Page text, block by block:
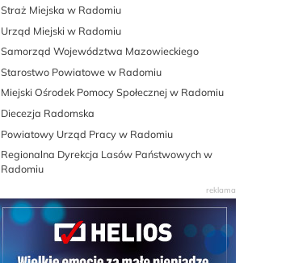
Straż Miejska w Radomiu
Urząd Miejski w Radomiu
Samorząd Województwa Mazowieckiego
Starostwo Powiatowe w Radomiu
Miejski Ośrodek Pomocy Społecznej w Radomiu
Diecezja Radomska
Powiatowy Urząd Pracy w Radomiu
Regionalna Dyrekcja Lasów Państwowych w
Radomiu